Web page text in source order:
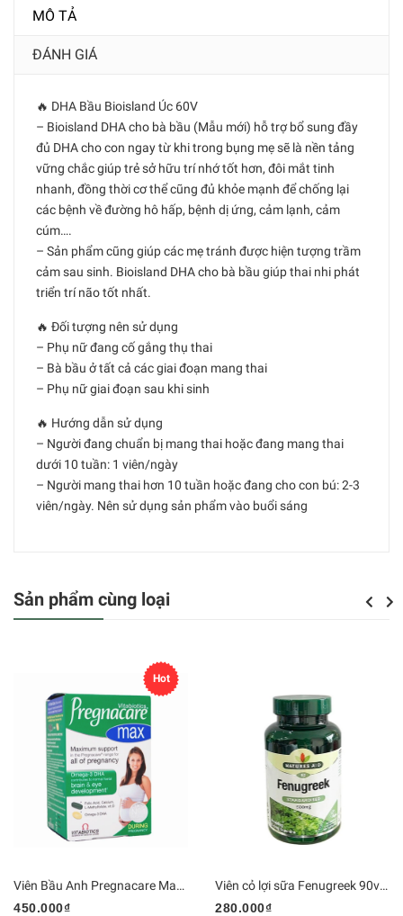
MÔ TẢ
ĐÁNH GIÁ
🔥 DHA Bầu Bioisland Úc 60V
– Bioisland DHA cho bà bầu (Mẫu mới) hỗ trợ bổ sung đầy
đủ DHA cho con ngay từ khi trong bụng mẹ sẽ là nền tảng
vững chắc giúp trẻ sở hữu trí nhớ tốt hơn, đôi mắt tinh
nhanh, đồng thời cơ thể cũng đủ khỏe mạnh để chống lại
các bệnh về đường hô hấp, bệnh dị ứng, cảm lạnh, cảm
cúm….
– Sản phẩm cũng giúp các mẹ tránh được hiện tượng trầm
cảm sau sinh. Bioisland DHA cho bà bầu giúp thai nhi phát
triển trí não tốt nhất.
🔥 Đối tượng nên sử dụng
– Phụ nữ đang cố gắng thụ thai
– Bà bầu ở tất cả các giai đoạn mang thai
– Phụ nữ giai đoạn sau khi sinh
🔥 Hướng dẫn sử dụng
– Người đang chuẩn bị mang thai hoặc đang mang thai
dưới 10 tuần: 1 viên/ngày
– Người mang thai hơn 10 tuần hoặc đang cho con bú: 2-3
viên/ngày. Nên sử dụng sản phẩm vào buổi sáng
Sản phẩm cùng loại Previous
Hot
Viên Bầu Anh Pregnacare Max - 84 viên
450.000₫
Viên cỏ lợi sữa Fenugreek 90v - Anh
280.000₫
Next